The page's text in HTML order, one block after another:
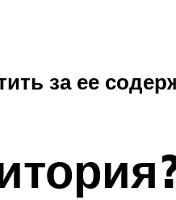
за ее